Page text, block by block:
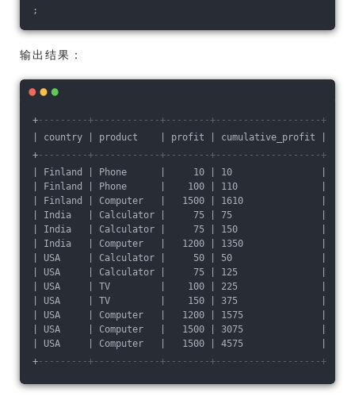
;
输出结果：
+---------+------------+--------+-------------------+
| country | product    | profit | cumulative_profit |
+---------+------------+--------+-------------------+
| Finland | Phone      |     10 | 10                |
| Finland | Phone      |    100 | 110               |
| Finland | Computer   |   1500 | 1610              |
| India   | Calculator |     75 | 75                |
| India   | Calculator |     75 | 150               |
| India   | Computer   |   1200 | 1350              |
| USA     | Calculator |     50 | 50                |
| USA     | Calculator |     75 | 125               |
| USA     | TV         |    100 | 225               |
| USA     | TV         |    150 | 375               |
| USA     | Computer   |   1200 | 1575              |
| USA     | Computer   |   1500 | 3075              |
| USA     | Computer   |   1500 | 4575              |
+---------+------------+--------+-------------------+